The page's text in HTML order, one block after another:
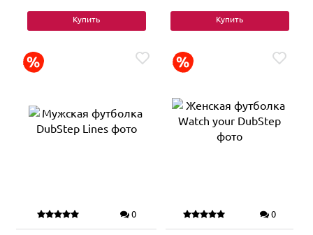
Купить Купить
0 0